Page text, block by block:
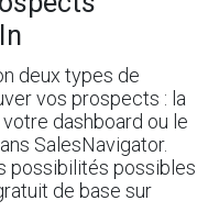
deux types de
vos prospects : la
dashboard ou le
SalesNavigator.
possibilités possibles
de base sur